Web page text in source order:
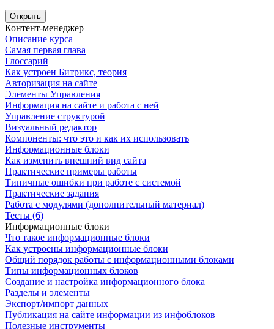
Открыть
Контент-менеджер
Описание курса
Самая первая глава
Глоссарий
Как устроен Битрикс, теория
Авторизация на сайте
Элементы Управления
Информация на сайте и работа с ней
Управление структурой
Визуальный редактор
Компоненты: что это и как их использовать
Информационные блоки
Как изменить внешний вид сайта
Практические примеры работы
Типичные ошибки при работе с системой
Практические задания
Работа с модулями (дополнительный материал)
Тесты (6)
Информационные блоки
Что такое информационные блоки
Как устроены информационные блоки
Общий порядок работы с информационными блоками
Типы информационных блоков
Создание и настройка информационного блока
Разделы и элементы
Экспорт/импорт данных
Публикация на сайте информации из инфоблоков
Полезные инструменты